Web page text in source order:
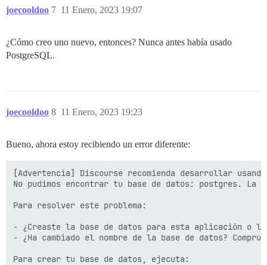
joecooldoo 11 Enero, 2023 19:07
7
¿Cómo creo uno nuevo, entonces? Nunca antes había usado
PostgreSQL.
joecooldoo 11 Enero, 2023 19:23
8
Bueno, ahora estoy recibiendo un error diferente:
[Advertencia] Discourse recomienda desarrollar
No pudimos encontrar tu base de datos: postgres.
Para resolver este problema:
- ¿Creaste la base de datos para esta aplicación o
- ¿Ha cambiado el nombre de la base de datos?
Para crear tu base de datos, ejecuta: